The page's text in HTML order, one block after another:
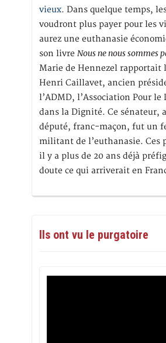
vieux. Dans quelque temps,
voudront plus payer pour les
aurez une euthanasie
son livre Nous ne nous sommes
Marie de Hennezel rapportait
Henri Caillavet, ancien
l’ADMD, l’Association Pour
dans la Dignité. Ce sénateur,
député, franc-maçon, fut un
militant de l’euthanasie. Ces
il y a plus de 20 ans déjà
doute ce qui arriverait en
Ils ont vu le purgatoire